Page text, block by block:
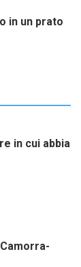
in un prato
in cui abbia